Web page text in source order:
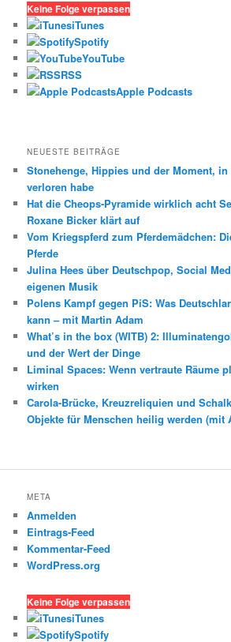
h
e
n
Keine Folge verpassen
iTunes
Spotify
YouTube
RSS
Apple Podcasts
NEUESTE BEITRÄGE
Stonehenge, Hippies und der Moment,
verloren habe
Hat die Cheops-Pyramide wirklich acht
Roxane Bicker klärt auf
Vom Kriegspferd zum Pferdemädchen:
Pferde
Julina Hees über Deutschpop, Social
eigenen Musik
Polens Kampf gegen PiS: Was
kann – mit Martin Adam
What’s in the box (WITB) 2:
und der Wert der Dinge
Liminal Spaces: Wenn vertraute Räume
wirken
Carola-Brücke, Kreuzreliquien und
Objekte für Menschen heilig werden (mit
META
Anmelden
Eintrags-Feed
Kommentar-Feed
WordPress.org
Keine Folge verpassen
iTunes
Spotify